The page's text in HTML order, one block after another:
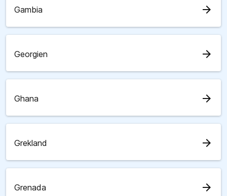
Gambia arrow_forward
Georgien arrow_forward
Ghana arrow_forward
Grekland arrow_forward
Grenada arrow_forward